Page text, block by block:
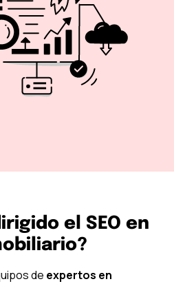
el SEO en
de expertos en